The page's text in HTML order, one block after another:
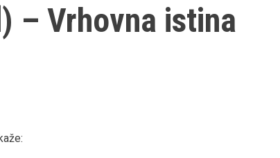
52. el-Hakk (الحَقُّ) – Vrhovna istina